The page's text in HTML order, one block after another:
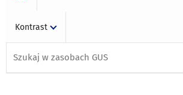
Kontrast